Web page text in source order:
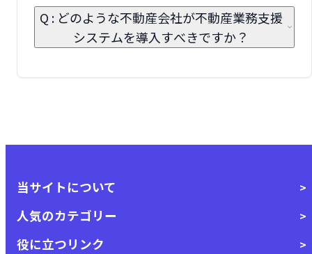
Q : どのような不動産会社が不動産業務支援
システムを導入すべきですか？
当サイトについて
人気のカテゴリー
役に立つリンク